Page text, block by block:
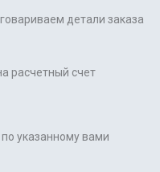
детали заказа
расчетный счет
указанному вами